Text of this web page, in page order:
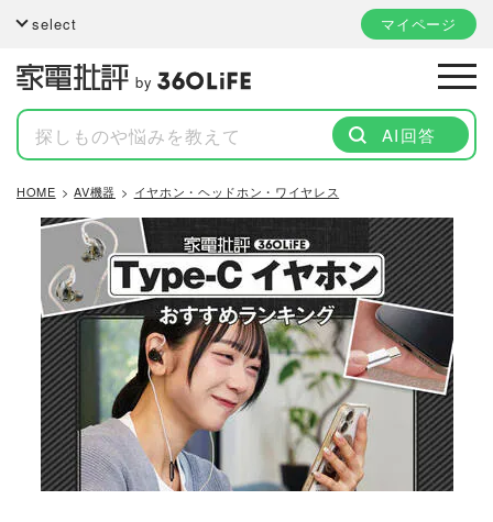
select マイページ
by
AI回答
HOME AV機器 イヤホン・ヘッドホン・ワイヤレス